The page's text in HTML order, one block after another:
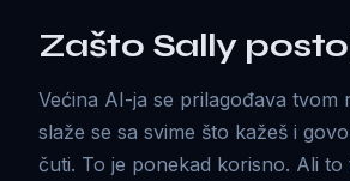
Zašto Sally
Većina AI-ja se prilagođava tvom
slaže se sa svime što kažeš i
čuti. To je ponekad korisno. Ali